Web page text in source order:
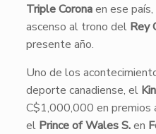
Triple Coronaen ese país,
ascenso al trono del Rey
presente año.
Uno de los
deporte canadiense, el
C$1,000,000 en premios
el Prince of Wales S.en